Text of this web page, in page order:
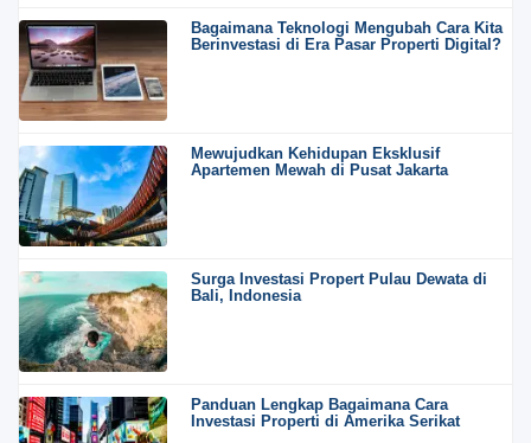
Bagaimana Teknologi Mengubah Cara Kita
Berinvestasi di Era Pasar Properti Digital?
Mewujudkan Kehidupan Eksklusif
Apartemen Mewah di Pusat Jakarta
Surga Investasi Propert Pulau Dewata di
Bali, Indonesia
Panduan Lengkap Bagaimana Cara
Investasi Properti di Amerika Serikat